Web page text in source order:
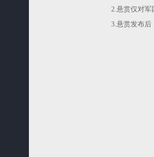
2.悬赏仅对军
3.悬赏发布后